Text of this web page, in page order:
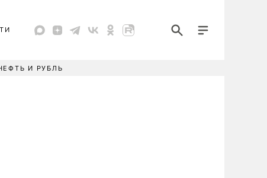
И РУБЛЬ